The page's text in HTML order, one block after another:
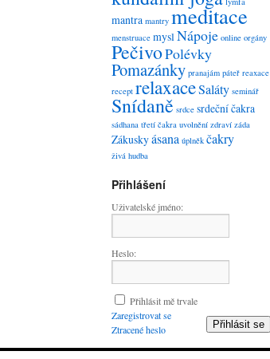
mantra mantry meditace
menstruace myslNápoje online orgány
PečivoPolévky
Pomazánky pranajám páteř reaxace
recept relaxaceSaláty seminář
Snídaně srdce srdeční čakra
sádhana třetí čakra uvolnění zdraví záda
Zákuskyásana úplněk čakry
živá hudba
Přihlášení
Uživatelské jméno:
Heslo:
Přihlásit mě trvale
Přihlásit se
Zaregistrovat se
Ztracené heslo